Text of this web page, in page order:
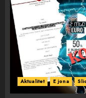
Aktualitet E jona